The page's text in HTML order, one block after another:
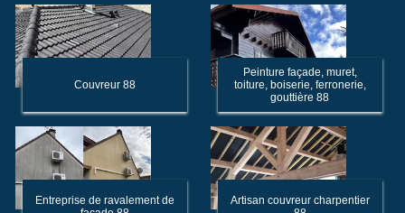
Couvreur 88
Peinture façade, muret,
toiture, boiserie, ferronerie,
gouttière 88
Entreprise de ravalement de
Artisan couvreur charpentier